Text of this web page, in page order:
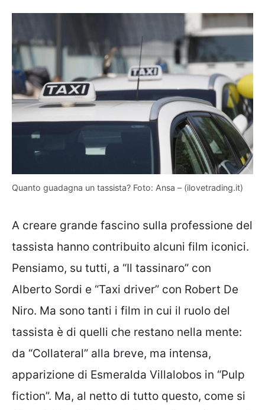
Quanto guadagna un tassista? Foto: Ansa – (ilovetrading.it)
A creare grande fascino sulla professione del
tassista hanno contribuito alcuni film iconici.
Pensiamo, su tutti, a “Il tassinaro” con
Alberto Sordi e “Taxi driver” con Robert De
Niro. Ma sono tanti i film in cui il ruolo del
tassista è di quelli che restano nella mente:
da “Collateral” alla breve, ma intensa,
apparizione di Esmeralda Villalobos in “Pulp
fiction”. Ma, al netto di tutto questo, come si